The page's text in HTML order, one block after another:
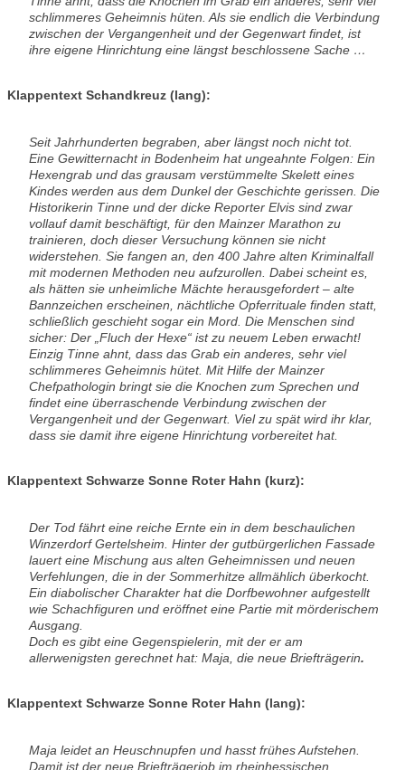
schlimmeres Geheimnis hüten. Als sie endlich die Verbindung
zwischen der Vergangenheit und der Gegenwart findet, ist
ihre eigene Hinrichtung eine längst beschlossene Sache …
Klappentext Schandkreuz (lang):
Seit Jahrhunderten begraben, aber längst noch nicht tot.
Eine Gewitternacht in Bodenheim hat ungeahnte Folgen: Ein
Hexengrab und das grausam verstümmelte Skelett eines
Kindes werden aus dem Dunkel der Geschichte gerissen. Die
Historikerin Tinne und der dicke Reporter Elvis sind zwar
vollauf damit beschäftigt, für den Mainzer Marathon zu
trainieren, doch dieser Versuchung können sie nicht
widerstehen. Sie fangen an, den 400 Jahre alten Kriminalfall
mit modernen Methoden neu aufzurollen. Dabei scheint es,
als hätten sie unheimliche Mächte herausgefordert – alte
Bannzeichen erscheinen, nächtliche Opferrituale finden statt,
schließlich geschieht sogar ein Mord. Die Menschen sind
sicher: Der „Fluch der Hexe“ ist zu neuem Leben erwacht!
Einzig Tinne ahnt, dass das Grab ein anderes, sehr viel
schlimmeres Geheimnis hütet. Mit Hilfe der Mainzer
Chefpathologin bringt sie die Knochen zum Sprechen und
findet eine überraschende Verbindung zwischen der
Vergangenheit und der Gegenwart. Viel zu spät wird ihr klar,
dass sie damit ihre eigene Hinrichtung vorbereitet hat.
Klappentext Schwarze Sonne Roter Hahn (kurz):
Der Tod fährt eine reiche Ernte ein in dem beschaulichen
Winzerdorf Gertelsheim. Hinter der gutbürgerlichen Fassade
lauert eine Mischung aus alten Geheimnissen und neuen
Verfehlungen, die in der Sommerhitze allmählich überkocht.
Ein diabolischer Charakter hat die Dorfbewohner aufgestellt
wie Schachfiguren und eröffnet eine Partie mit mörderischem
Ausgang.
Doch es gibt eine Gegenspielerin, mit der er am
allerwenigsten gerechnet hat: Maja, die neue Briefträgerin.
Klappentext Schwarze Sonne Roter Hahn (lang):
Maja leidet an Heuschnupfen und hasst frühes Aufstehen.
Damit ist der neue Briefträgerjob im rheinhessischen